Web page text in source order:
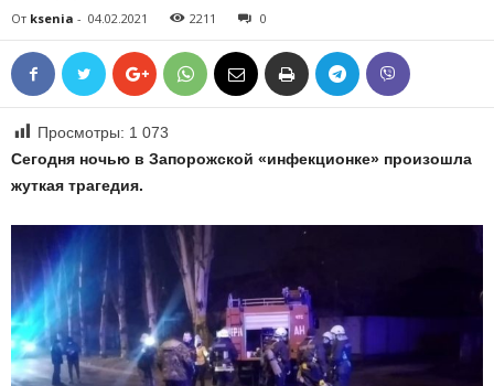
От ksenia - 04.02.2021 2211 0
Просмотры: 1 073
Сегодня ночью в Запорожской «инфекционке» произошла
жуткая трагедия.